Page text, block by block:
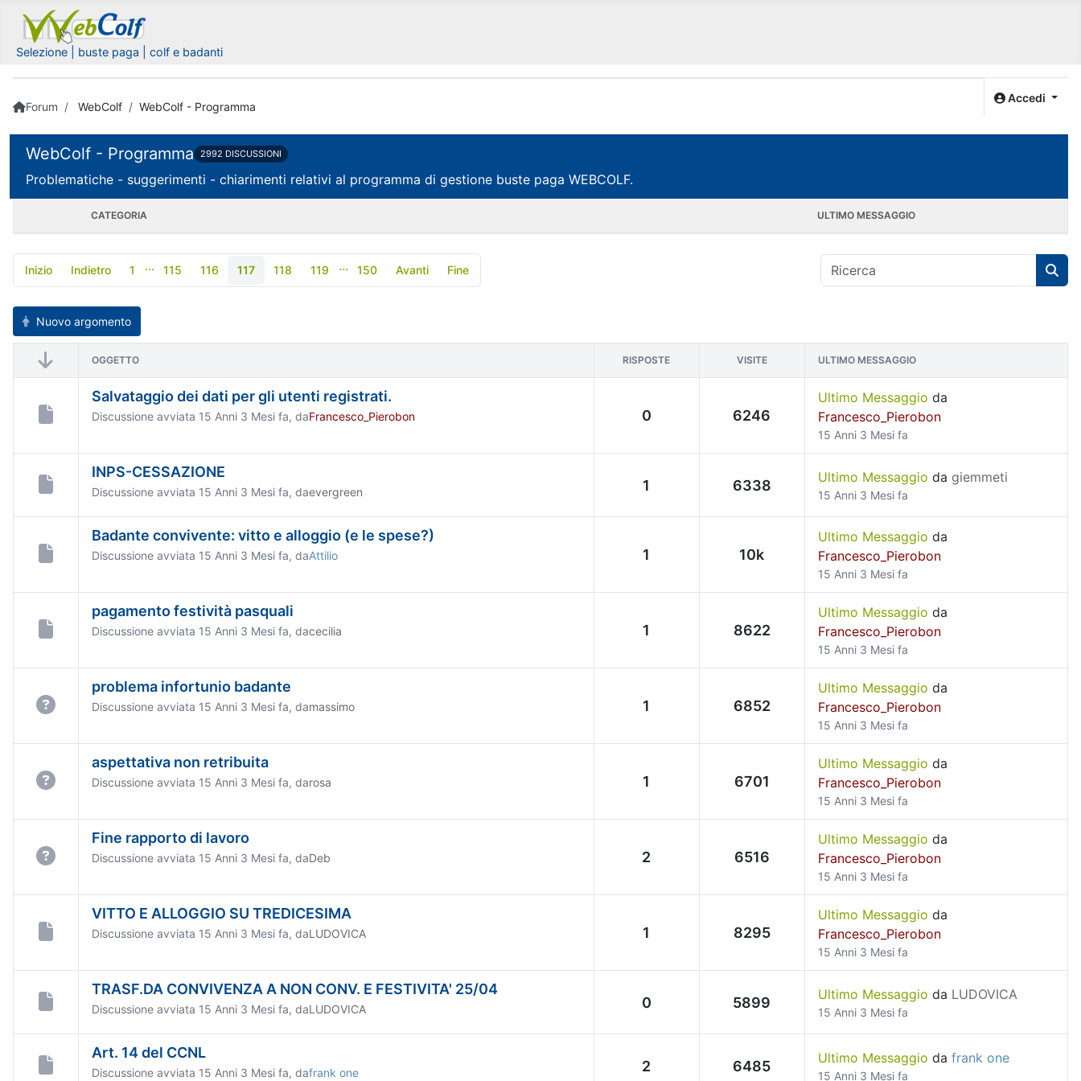
Selezione | buste paga | colf e badanti
Accedi
Forum WebColf WebColf - Programma
WebColf - Programma 2992 DISCUSSIONI
Problematiche - suggerimenti - chiarimenti relativi al programma di gestione buste paga WEBCOLF.
CATEGORIA ULTIMO MESSAGGIO
Inizio Indietro 1 ... 115 116 117 118 119 ... 150 Avanti Fine
Nuovo argomento
OGGETTO RISPOSTE VISITE ULTIMO MESSAGGIO
Salvataggio dei dati per gli utenti registrati.
Discussione avviata 15 Anni 3 Mesi fa, daFrancesco_Pierobon 0 6246
Ultimo Messaggio da
Francesco_Pierobon
15 Anni 3 Mesi fa
INPS-CESSAZIONE
Discussione avviata 15 Anni 3 Mesi fa, daevergreen 1 6338 Ultimo Messaggio da giemmeti
15 Anni 3 Mesi fa
Badante convivente: vitto e alloggio (e le spese?)
Discussione avviata 15 Anni 3 Mesi fa, daAttilio 1 10k
Ultimo Messaggio da
Francesco_Pierobon
15 Anni 3 Mesi fa
pagamento festività pasquali
Discussione avviata 15 Anni 3 Mesi fa, dacecilia 1 8622
Ultimo Messaggio da
Francesco_Pierobon
15 Anni 3 Mesi fa
problema infortunio badante
Discussione avviata 15 Anni 3 Mesi fa, damassimo 1 6852
Ultimo Messaggio da
Francesco_Pierobon
15 Anni 3 Mesi fa
aspettativa non retribuita
Discussione avviata 15 Anni 3 Mesi fa, darosa 1 6701
Ultimo Messaggio da
Francesco_Pierobon
15 Anni 3 Mesi fa
Fine rapporto di lavoro
Discussione avviata 15 Anni 3 Mesi fa, daDeb 2 6516
Ultimo Messaggio da
Francesco_Pierobon
15 Anni 3 Mesi fa
VITTO E ALLOGGIO SU TREDICESIMA
Discussione avviata 15 Anni 3 Mesi fa, daLUDOVICA 1 8295
Ultimo Messaggio da
Francesco_Pierobon
15 Anni 3 Mesi fa
TRASF.DA CONVIVENZA A NON CONV. E FESTIVITA' 25/04
Discussione avviata 15 Anni 3 Mesi fa, daLUDOVICA 0 5899 Ultimo Messaggio da LUDOVICA
15 Anni 3 Mesi fa
Art. 14 del CCNL
Discussione avviata 15 Anni 3 Mesi fa, dafrank one 2 6485 Ultimo Messaggio da frank one
15 Anni 3 Mesi fa